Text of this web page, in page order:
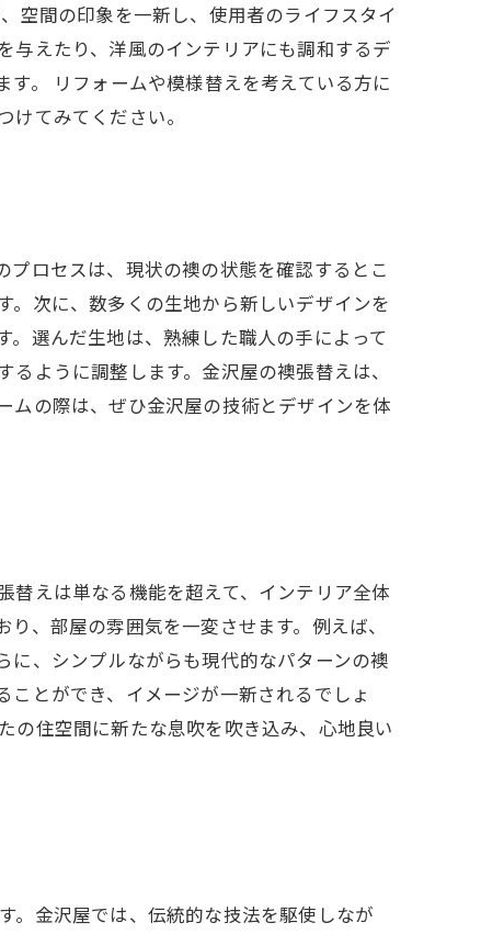
空間の印象を一新し、使用者のライフスタイ
与えたり、洋風のインテリアにも調和するデ
。 リフォームや模様替えを考えている方に
てみてください。
ロセスは、現状の襖の状態を確認するとこ
。次に、数多くの生地から新しいデザインを
選んだ生地は、熟練した職人の手によって
ように調整します。金沢屋の襖張替えは、
ムの際は、ぜひ金沢屋の技術とデザインを体
替えは単なる機能を超えて、インテリア全体
、部屋の雰囲気を一変させます。例えば、
、シンプルながらも現代的なパターンの襖
とができ、イメージが一新されるでしょ
の住空間に新たな息吹を吹き込み、心地良い
。金沢屋では、伝統的な技法を駆使しなが